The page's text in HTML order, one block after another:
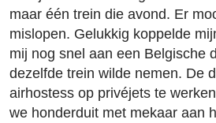
maar één trein die avond. Er
mislopen. Gelukkig koppelde
mij nog snel aan een Belgische
dezelfde trein wilde nemen. De
airhostess op privéjets te
we honderduit met mekaar aan